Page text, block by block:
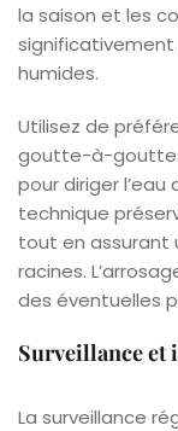
la saison et les
humides.
Utilisez de
goutte-à-goutte
pour diriger
technique
tout en assurant
racines.
des éventuelles
Surveillance et
La surveillance